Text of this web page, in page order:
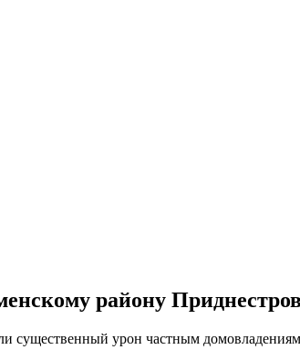
району
существенный урон частным